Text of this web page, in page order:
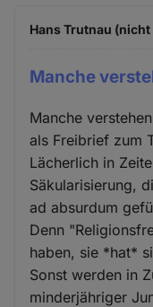
Hans Trutnau
Manche
Manche
als Freibrief zum
Lächerlich in
Säkularisierung,
ad absurdum
Denn
haben, sie *hat*
Sonst werden in
minderjähriger